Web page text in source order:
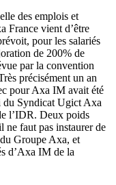
des emplois et
France vient d’être
pour les salariés
de 200% de
par la convention
précisément un an
pour Axa IM avait été
du Syndicat Ugict Axa
l’IDR. Deux poids
ne faut pas instaurer de
Groupe Axa, et
d’Axa IM de la